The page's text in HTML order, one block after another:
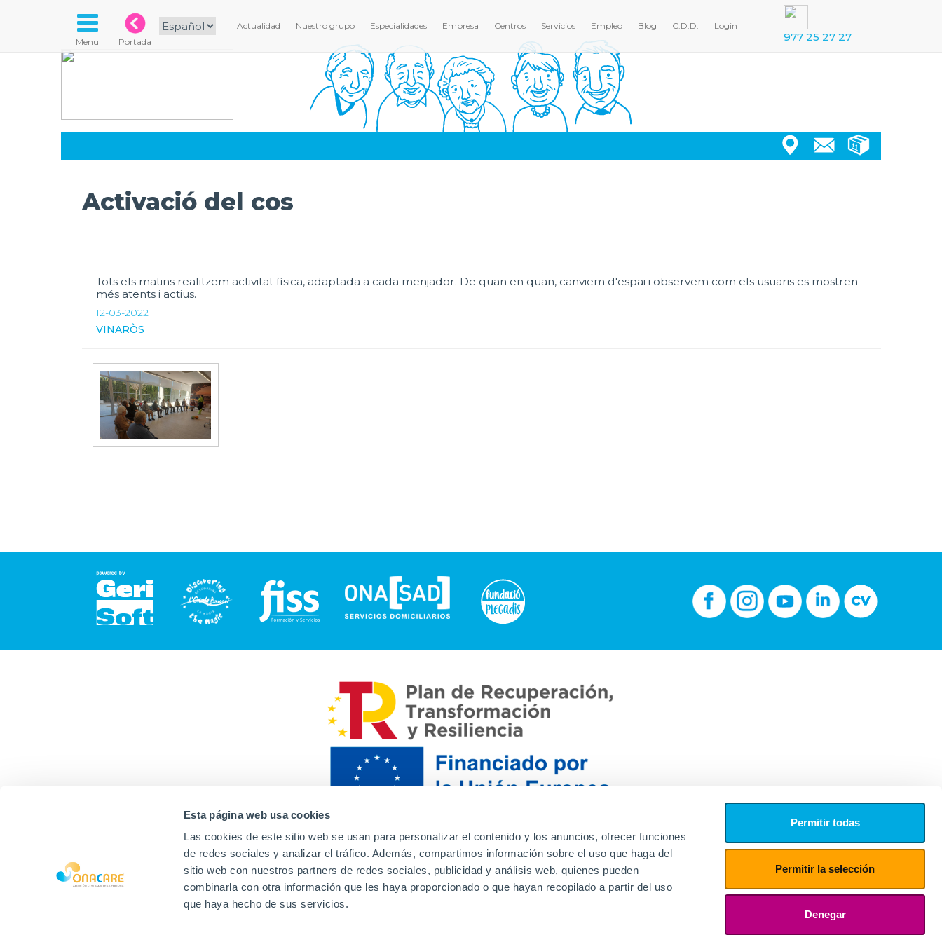
Esta página web usa cookies
Las cookies de este sitio web se usan para personalizar el contenido y los anuncios, ofrecer funciones
de redes sociales y analizar el tráfico. Además, compartimos información sobre el uso que haga del
sitio web con nuestros partners de redes sociales, publicidad y análisis web, quienes pueden
combinarla con otra información que les haya proporcionado o que hayan recopilado a partir del uso
que haya hecho de sus servicios.
Permitir todas
Permitir la selección
Denegar
Actualidad Nuestro grupo Especialidades Empresa Centros Servicios Empleo Blog C.D.D. Login
977 25 27 27
Menu Portada
Activació del cos
Tots els matins realitzem activitat física, adaptada a cada menjador. De quan en quan, canviem d'espai i observem com els usuaris es mostren
més atents i actius.
12-03-2022
VINARÒS
Contacto Canal de denuncias Envia tu CV
Proveedores
Aviso Legal